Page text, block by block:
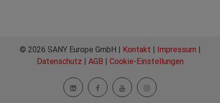
© 2026 SANY Europe GmbH | Kontakt Impressum
Datenschutz
AGB Cookie-Einstellungen